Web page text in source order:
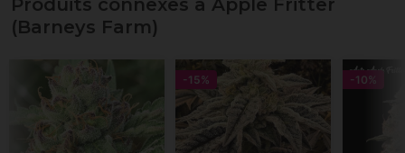
Produits connexes à Apple Fritter
(Barneys Farm)
-15% -10%